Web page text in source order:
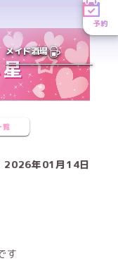
予約
メイド酒場
覧
2026年01月14日
す